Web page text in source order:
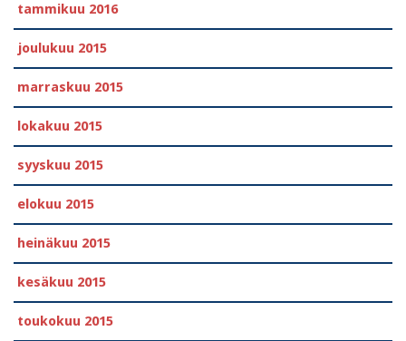
tammikuu 2016
joulukuu 2015
marraskuu 2015
lokakuu 2015
syyskuu 2015
elokuu 2015
heinäkuu 2015
kesäkuu 2015
toukokuu 2015